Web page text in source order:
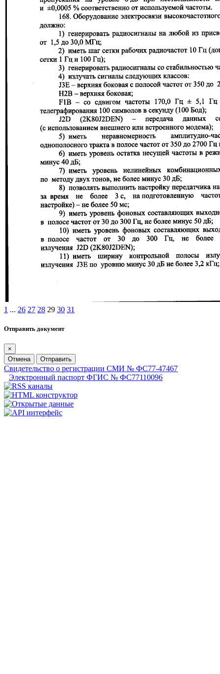
1 ... 26 27 28 29 30 31
Отправить документ
×
Отмена
Отправить
Свидетельство о регистрации СМИ № ФС77-47467
Электронный паспорт ФГИС № ФС77110096